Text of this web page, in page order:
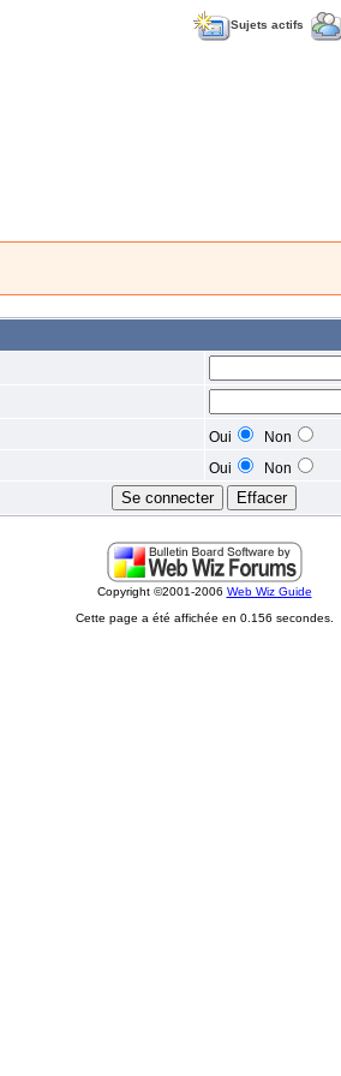
Sujets actifs
Oui
Non
Oui Non
Copyright ©2001-2006 Web Wiz Guide
Cette page a été affichée en 0.156 secondes.